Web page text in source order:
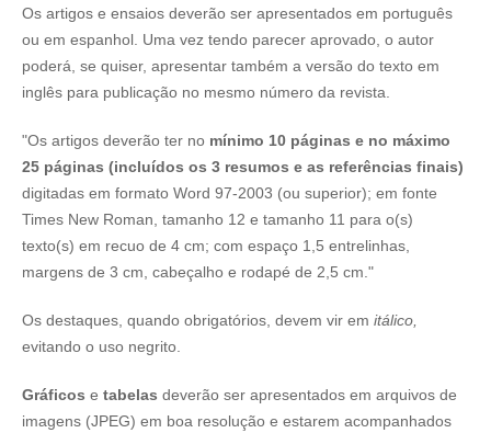
Os artigos e ensaios deverão ser apresentados em português
ou em espanhol. Uma vez tendo parecer aprovado, o autor
poderá, se quiser, apresentar também a versão do texto em
inglês para publicação no mesmo número da revista.
"Os artigos deverão ter no mínimo 10 páginas e no máximo
25 páginas (incluídos os 3 resumos e as referências finais)
digitadas em formato Word 97-2003 (ou superior); em fonte
Times New Roman, tamanho 12 e tamanho 11 para o(s)
texto(s) em recuo de 4 cm; com espaço 1,5 entrelinhas,
margens de 3 cm, cabeçalho e rodapé de 2,5 cm."
Os destaques, quando obrigatórios, devem vir em itálico,
evitando o uso negrito.
Gráficos e tabelas deverão ser apresentados em arquivos de
imagens (JPEG) em boa resolução e estarem acompanhados